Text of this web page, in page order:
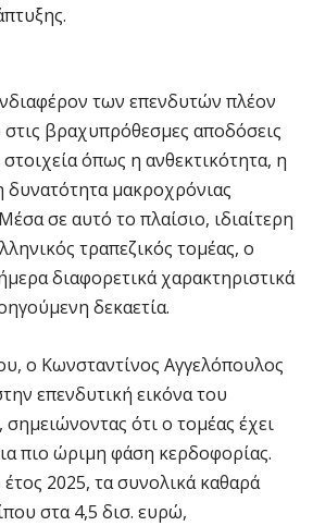
των επενδυτών πλέον
στις βραχυπρόθεσμες αποδόσεις
όπως η ανθεκτικότητα, η
δυνατότητα μακροχρόνιας
σε αυτό το πλαίσιο, ιδιαίτερη
τραπεζικός τομέας, ο
διαφορετικά χαρακτηριστικά
δεκαετία.
ο Κωνσταντίνος Αγγελόπουλος
επενδυτική εικόνα του
ότι ο τομέας έχει
πιο ώριμη φάση κερδοφορίας.
2025, τα συνολικά καθαρά
στα 4,5 δισ. ευρώ,